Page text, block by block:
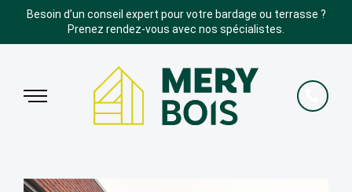
Besoin d’un conseil expert pour votre bardage ou terrasse ?
Prenez rendez-vous avec nos spécialistes.